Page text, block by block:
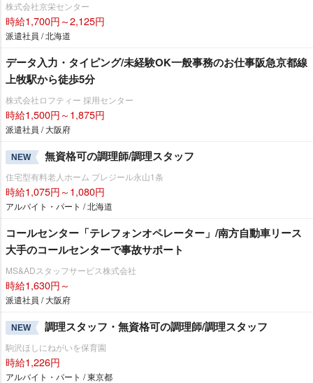
株式会社京栄センター
時給1,700円～2,125円
派遣社員 / 北海道
データ入力・タイピング/未経験OK一般事務のお仕事阪急京都線
上牧駅から徒歩5分
株式会社ロフティー 採用センター
時給1,500円～1,875円
派遣社員 / 大阪府
NEW 無資格可の調理師/調理スタッフ
住宅型有料老人ホーム プレジール永山1条
時給1,075円～1,080円
アルバイト・パート / 北海道
コールセンター「テレフォンオペレーター」/南方自動車リース
大手のコールセンターで事故サポート
MS&ADスタッフサービス株式会社
時給1,630円～
派遣社員 / 大阪府
NEW 調理スタッフ・無資格可の調理師/調理スタッフ
駒沢ほしにねがいを保育園
時給1,226円
アルバイト・パート / 東京都